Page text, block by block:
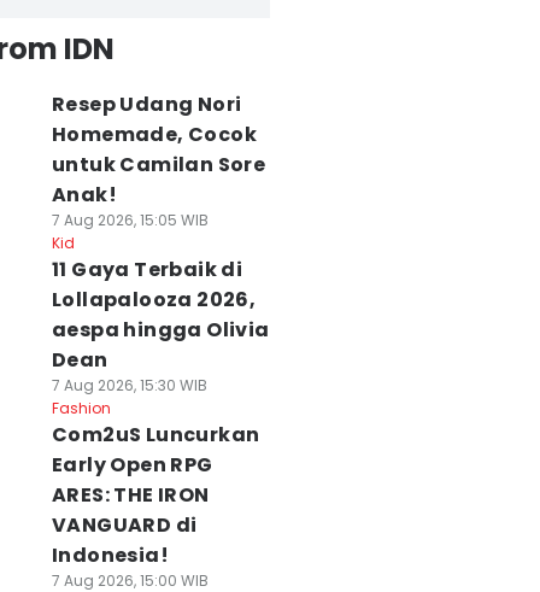
IDN
Resep Udang Nori
Homemade, Cocok
untuk Camilan Sore
Anak!
7 Aug 2026, 15:05 WIB
Kid
11 Gaya Terbaik di
Lollapalooza 2026,
aespa hingga Olivia
Dean
7 Aug 2026, 15:30 WIB
Fashion
Com2uS Luncurkan
Early Open RPG
ARES: THE IRON
VANGUARD di
Indonesia!
7 Aug 2026, 15:00 WIB